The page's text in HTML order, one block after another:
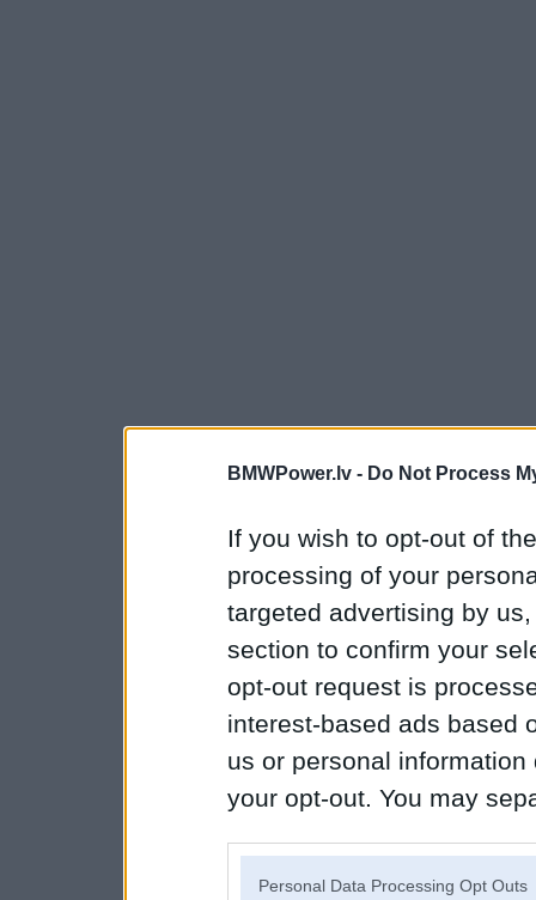
BMWPower.lv - Do Not Process
If you wish to opt-out of
processing of your
targeted advertising by
section to confirm your
opt-out request is
interest-based ads based
us or personal
your opt-out. You may
Personal Data Processing Opt Outs